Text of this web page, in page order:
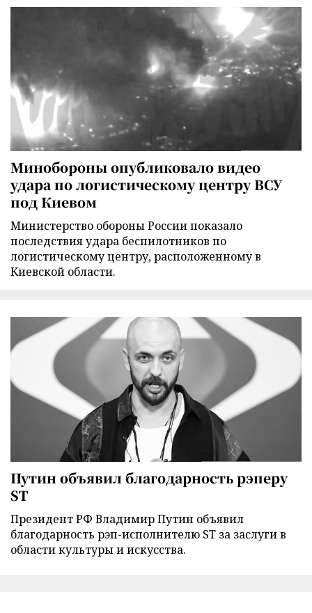
Минобороны опубликовало видео
удара по логистическому центру ВСУ
под Киевом
Министерство обороны России показало
последствия удара беспилотников по
логистическому центру, расположенному в
Киевской области.
Путин объявил благодарность рэперу
ST
Президент РФ Владимир Путин объявил
благодарность рэп-исполнителю ST за заслуги в
области культуры и искусства.